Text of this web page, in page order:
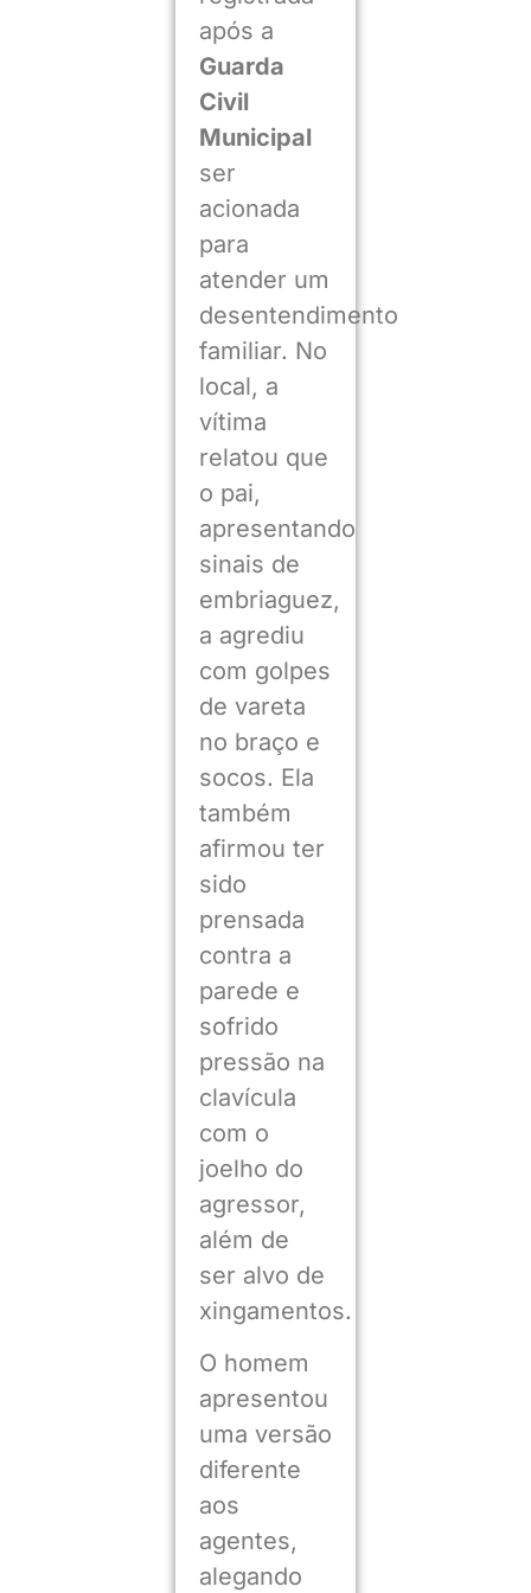
após a
Guarda
Civil
Municipal
ser
acionada
para
atender um
desentendimento
familiar. No
local, a
vítima
relatou que
o pai,
apresentando
sinais de
embriaguez,
a agrediu
com golpes
de vareta
no braço e
socos. Ela
também
afirmou ter
sido
prensada
contra a
parede e
sofrido
pressão na
clavícula
com o
joelho do
agressor,
além de
ser alvo de
xingamentos.
O homem
apresentou
uma versão
diferente
aos
agentes,
alegando